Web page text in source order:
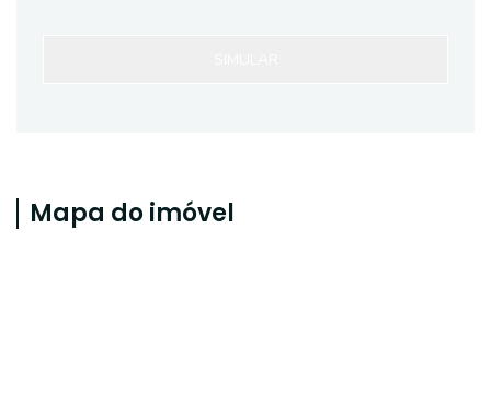
Mapa do imóvel